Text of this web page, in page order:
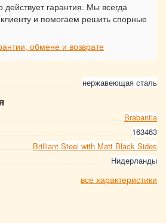
нержавеющая сталь
Brabantia
163463
Brilliant Steel with Matt Black Sides
Нидерланды
все характеристики
гарантия. Мы всегда
и помогаем решить спорные
обмене и возврате